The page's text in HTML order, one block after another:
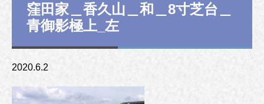
窪田家＿香久山＿和＿8寸芝台＿
青御影極上_左
2020.6.2